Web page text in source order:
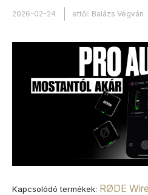
2026-02-24 ettől: Balázs Végvári
Kapcsolódó termékek: RØDE